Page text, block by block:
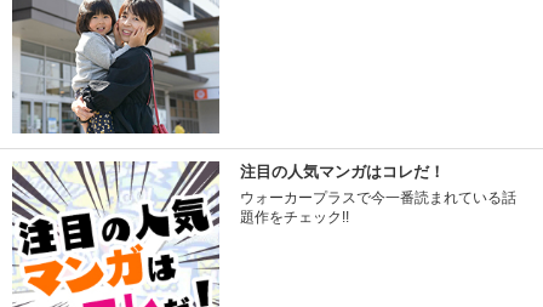
注目の人気マンガはコレだ！
ウォーカープラスで今一番読まれている話
題作をチェック!!